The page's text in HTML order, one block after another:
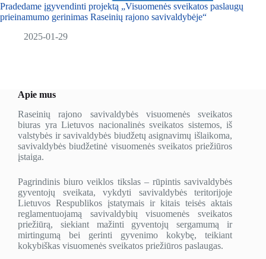
Pradedame įgyvendinti projektą „Visuomenės sveikatos paslaugų
prieinamumo gerinimas Raseinių rajono savivaldybėje“
2025-01-29
Apie mus
Raseinių rajono savivaldybės visuomenės sveikatos
biuras yra Lietuvos nacionalinės sveikatos sistemos, iš
valstybės ir savivaldybės biudžetų asignavimų išlaikoma,
savivaldybės biudžetinė visuomenės sveikatos priežiūros
įstaiga.
Pagrindinis biuro veiklos tikslas – rūpintis savivaldybės
gyventojų sveikata, vykdyti savivaldybės teritorijoje
Lietuvos Respublikos įstatymais ir kitais teisės aktais
reglamentuojamą savivaldybių visuomenės sveikatos
priežiūrą, siekiant mažinti gyventojų sergamumą ir
mirtingumą bei gerinti gyvenimo kokybę, teikiant
kokybiškas visuomenės sveikatos priežiūros paslaugas.